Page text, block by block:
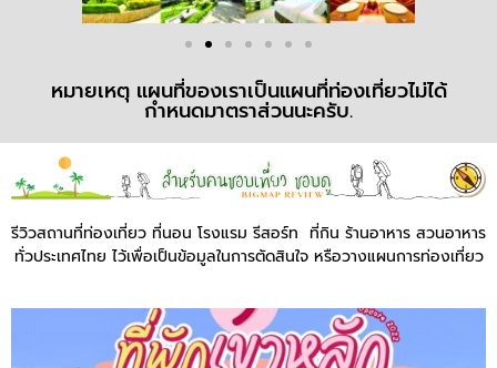
หมายเหตุ แผนที่ของเราเป็นแผนที่ท่องเที่ยวไม่ได้
กำหนดมาตราส่วนนะครับ.
รีวิวสถานที่ท่องเที่ยว ที่นอน โรงแรม รีสอร์ท ที่กิน ร้านอาหาร สวนอาหาร
ทั่วประเทศไทย ไว้เพื่อเป็นข้อมูลในการตัดสินใจ หรือวางแผนการท่องเที่ยว